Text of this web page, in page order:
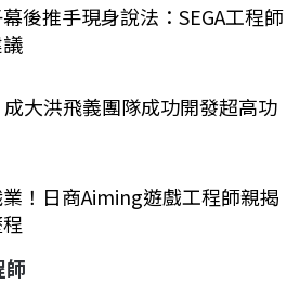
後推手現身說法：SEGA工程師
大洪飛義團隊成功開發超高功
！日商Aiming遊戲工程師親揭
師